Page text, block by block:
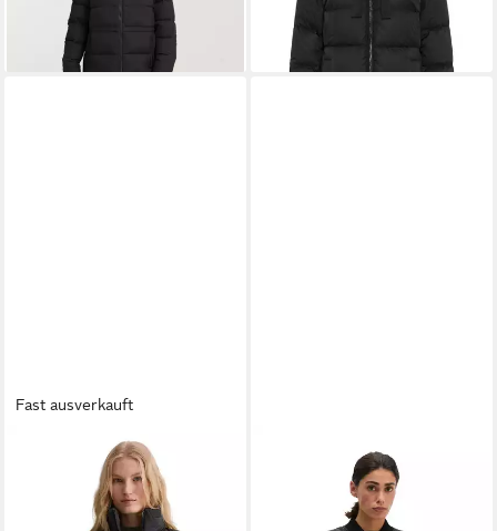
Füllung, winddicht
Fast ausverkauft
MARC O'POLOOutdoorjacke
mit recycelten Materialien
UVP159,95 €
MARC O'POLOOutdoorjacke
aus recyceltem Polyester